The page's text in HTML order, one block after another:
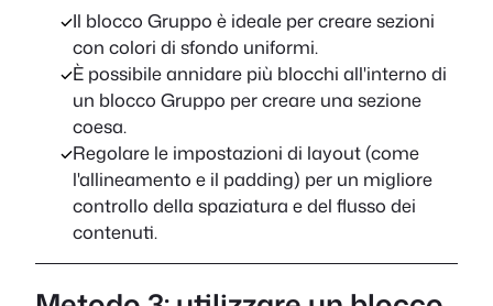
Il blocco Gruppo è ideale per creare sezioni
con colori di sfondo uniformi.
È possibile annidare più blocchi all'interno di
un blocco Gruppo per creare una sezione
coesa.
Regolare le impostazioni di layout (come
l'allineamento e il padding) per un migliore
controllo della spaziatura e del flusso dei
contenuti.